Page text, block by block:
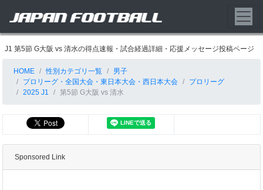
J1 第5節 G大阪 vs 清水の得点速報・試合経過詳細・応援メッセージ投稿ページ
HOME 性別カテゴリ一覧
男子
プロリーグ・全国大会・東日本大会・西日本大会
プロリーグ
2025 J1
第5節 G大阪 vs 清水
Sponsored Link